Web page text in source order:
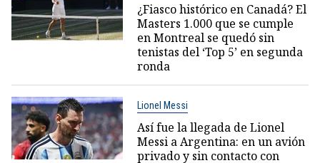
¿Fiasco histórico en Canadá? El
Masters 1.000 que se cumple
en Montreal se quedó sin
tenistas del ‘Top 5’ en segunda
ronda
Lionel Messi
Así fue la llegada de Lionel
Messi a Argentina: en un avión
privado y sin contacto con